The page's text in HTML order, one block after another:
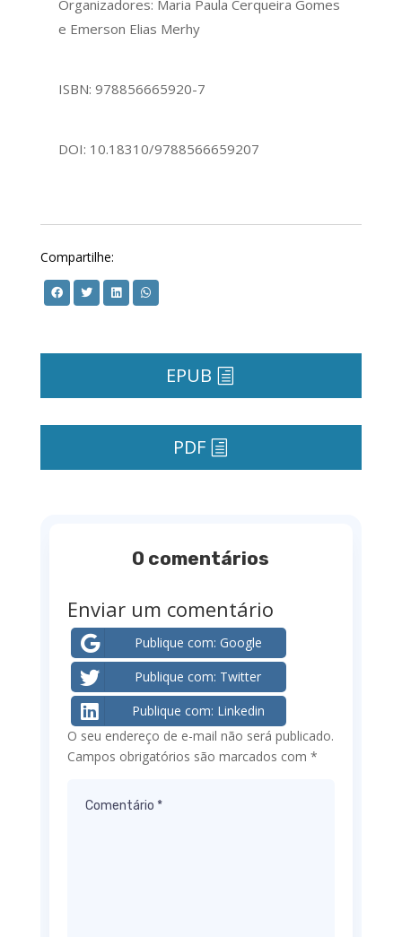
Organizadores: Maria Paula Cerqueira Gomes
e Emerson Elias Merhy
ISBN: 978856665920-7
DOI: 10.18310/9788566659207
Compartilhe:
EPUB
PDF
0 comentários
Enviar um comentário
Publique com: Google
Publique com: Twitter
Publique com: Linkedin
O seu endereço de e-mail não será publicado.
Campos obrigatórios são marcados com *